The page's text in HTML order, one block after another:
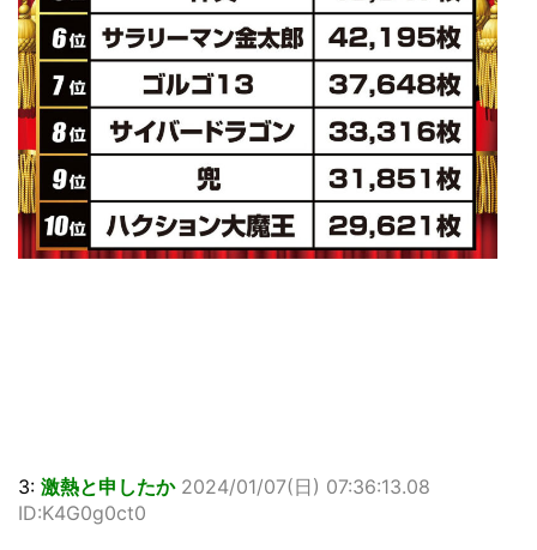
3: 激熱と申したか 2024/01/07(日) 07:36:13.08
ID:K4G0g0ct0